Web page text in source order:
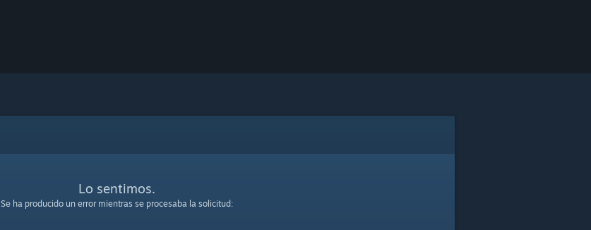
Lo sentimos.
Se ha producido un error mientras se procesaba la solicitud: